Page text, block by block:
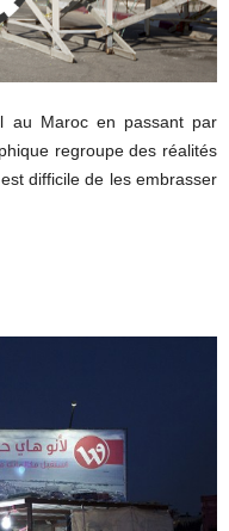
au Maroc en passant par
regroupe des réalités
difficile de les embrasser